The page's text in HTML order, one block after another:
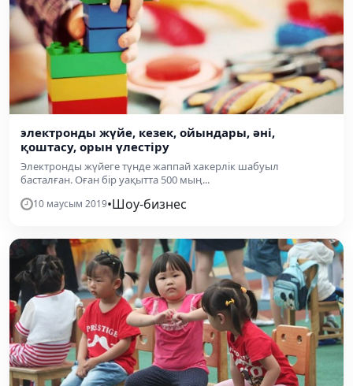
электронды жүйе, кезек, ойындары, әні,
қоштасу, орын үлестіру
Электронды жүйеге түнде жаппай хакерлік шабуыл
басталған. Оған бір уақытта 500 мың...
10 маусым 2019•Шоу-бизнес